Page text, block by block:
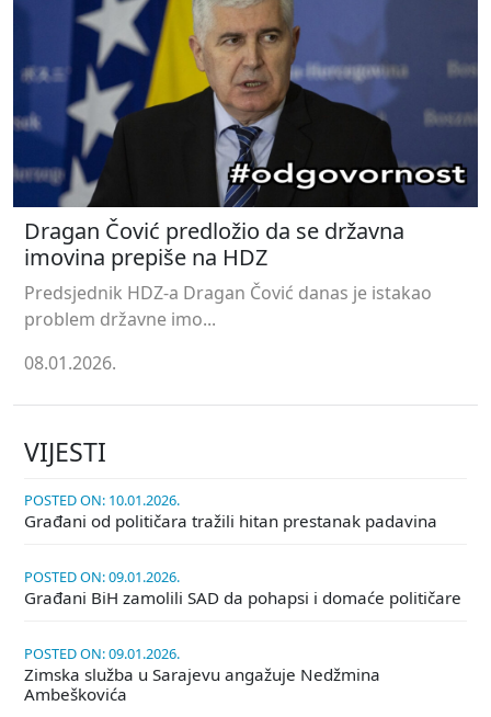
Dragan Čović predložio da se državna
imovina prepiše na HDZ
Predsjednik HDZ-a Dragan Čović danas je istakao
problem državne imo...
08.01.2026.
VIJESTI
POSTED ON: 10.01.2026.
Građani od političara tražili hitan prestanak padavina
POSTED ON: 09.01.2026.
Građani BiH zamolili SAD da pohapsi i domaće političare
POSTED ON: 09.01.2026.
Zimska služba u Sarajevu angažuje Nedžmina
Ambeškovića